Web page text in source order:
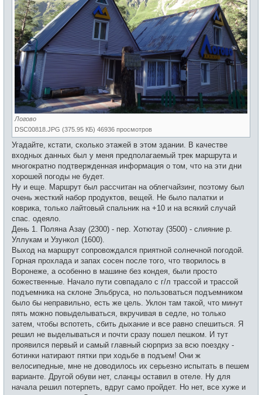
Логово
DSC00818.JPG (375.95 КБ) 46936 просмотров
Угадайте, кстати, сколько этажей в этом здании. В качестве
входных данных был у меня предполагаемый трек маршрута и
многократно подтвержденная информация о том, что на эти дни
хорошей погоды не будет.
Ну и еще. Маршрут был рассчитан на облегчайзинг, поэтому был
очень жесткий набор продуктов, вещей. Не было палатки и
коврика, только лайтовый спальник на +10 и на всякий случай
спас. одеяло.
День 1. Поляна Азау (2300) - пер. Хотютау (3500) - слияние р.
Уллукам и Узункол (1600).
Выход на маршрут сопровождался приятной солнечной погодой.
Горная прохлада и запах сосен после того, что творилось в
Воронеже, а особенно в машине без кондея, были просто
божественные. Начало пути совпадало с г/л трассой и трассой
подъемника на склоне Эльбруса, но пользоваться подъемником
было бы неправильно, есть же цель. Уклон там такой, что минут
пять можно повыделываться, вкручивая в седле, но только
затем, чтобы вспотеть, сбить дыхание и все равно спешиться. Я
решил не выделываться и почти сразу пошел пешком. И тут
проявился первый и самый главный сюрприз за всю поездку -
ботинки натирают пятки при ходьбе в подъем! Они ж
велосипедные, мне не доводилось их серьезно испытать в пешем
варианте. Другой обуви нет, сланцы оставил в отеле. Ну для
начала решил потерпеть, вдруг само пройдет. Но нет, все хуже и